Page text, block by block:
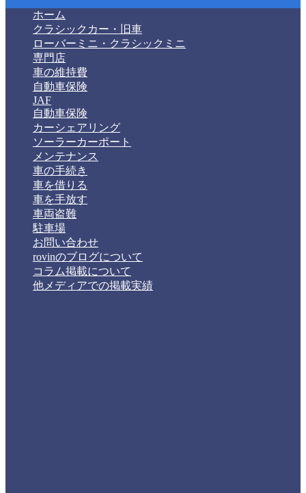
ホーム
クラシックカー・旧車
ローバーミニ・クラシックミニ
専門店
車の維持費
自動車保険
JAF
自動車保険
カーシェアリング
ソーラーカーポート
メンテナンス
車の手続き
車を借りる
車を手放す
車両盗難
駐車場
お問い合わせ
rovinのブログについて
コラム掲載について
他メディアでの掲載実績